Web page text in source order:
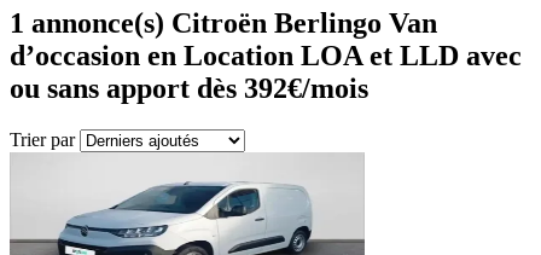
1 annonce(s) Citroën Berlingo Van
d’occasion en Location LOA et LLD avec
ou sans apport dès 392€/mois
Trier par